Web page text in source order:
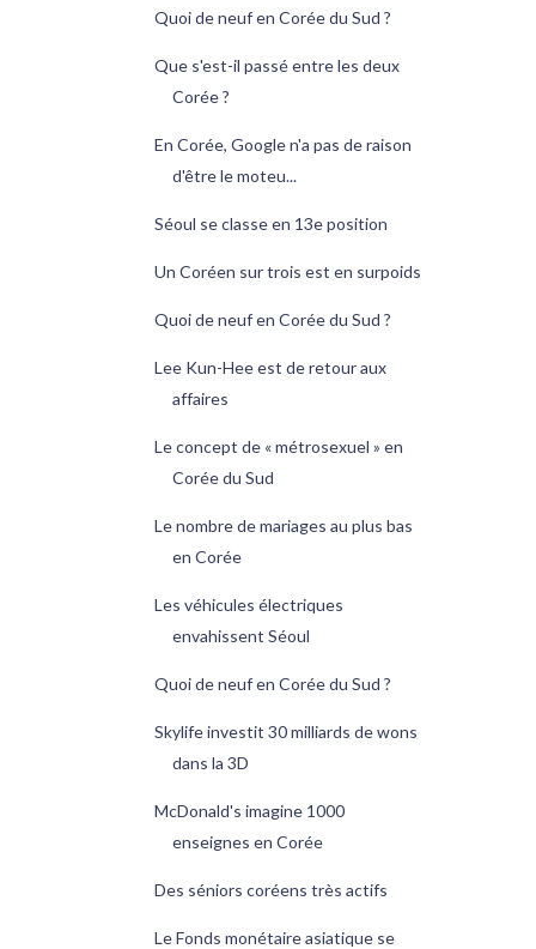
Quoi de neuf en Corée du Sud ?
Que s'est-il passé entre les deux
Corée ?
En Corée, Google n'a pas de raison
d'être le moteu...
Séoul se classe en 13e position
Un Coréen sur trois est en surpoids
Quoi de neuf en Corée du Sud ?
Lee Kun-Hee est de retour aux
affaires
Le concept de « métrosexuel » en
Corée du Sud
Le nombre de mariages au plus bas
en Corée
Les véhicules électriques
envahissent Séoul
Quoi de neuf en Corée du Sud ?
Skylife investit 30 milliards de wons
dans la 3D
McDonald's imagine 1000
enseignes en Corée
Des séniors coréens très actifs
Le Fonds monétaire asiatique se